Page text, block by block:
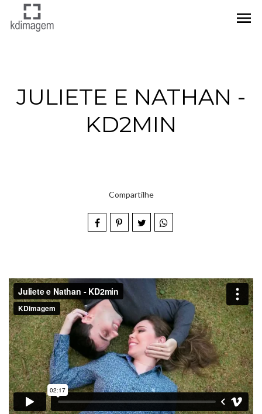
menu
JULIETE E NATHAN -
KD2MIN
Compartilhe